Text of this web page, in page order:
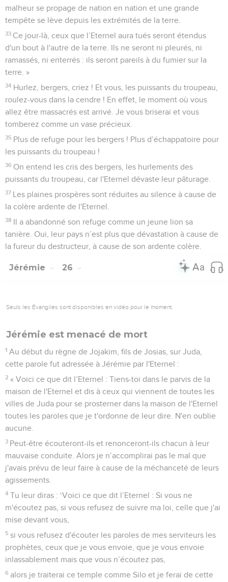
malheur se propage de nation en nation et une grande
tempête se lève depuis les extrémités de la terre.
33 Ce jour-là, ceux que l’Eternel aura tués seront étendus
d'un bout à l'autre de la terre. Ils ne seront ni pleurés, ni
ramassés, ni enterrés : ils seront pareils à du fumier sur la
terre. »
34 Hurlez, bergers, criez ! Et vous, les puissants du troupeau,
roulez-vous dans la cendre ! En effet, le moment où vous
allez être massacrés est arrivé. Je vous briserai et vous
tomberez comme un vase précieux.
35 Plus de refuge pour les bergers ! Plus d’échappatoire pour
les puissants du troupeau !
36 On entend les cris des bergers, les hurlements des
puissants du troupeau, car l'Eternel dévaste leur pâturage.
37 Les plaines prospères sont réduites au silence à cause de
la colère ardente de l'Eternel.
38 Il a abandonné son refuge comme un jeune lion sa
tanière. Oui, leur pays n’est plus que dévastation à cause de
la fureur du destructeur, à cause de son ardente colère.
Jérémie 26
Seuls les Évangiles sont disponibles en vidéo pour le moment.
Jérémie est menacé de mort
1 Au début du règne de Jojakim, fils de Josias, sur Juda,
cette parole fut adressée à Jérémie par l'Eternel :
2 « Voici ce que dit l’Eternel : Tiens-toi dans le parvis de la
maison de l'Eternel et dis à ceux qui viennent de toutes les
villes de Juda pour se prosterner dans la maison de l'Eternel
toutes les paroles que je t'ordonne de leur dire. N'en oublie
aucune.
3 Peut-être écouteront-ils et renonceront-ils chacun à leur
mauvaise conduite. Alors je n’accomplirai pas le mal que
j'avais prévu de leur faire à cause de la méchanceté de leurs
agissements.
4 Tu leur diras : ‘Voici ce que dit l’Eternel : Si vous ne
m'écoutez pas, si vous refusez de suivre ma loi, celle que j'ai
mise devant vous,
5 si vous refusez d'écouter les paroles de mes serviteurs les
prophètes, ceux que je vous envoie, que je vous envoie
inlassablement mais que vous n’écoutez pas,
6 alors je traiterai ce temple comme Silo et je ferai de cette